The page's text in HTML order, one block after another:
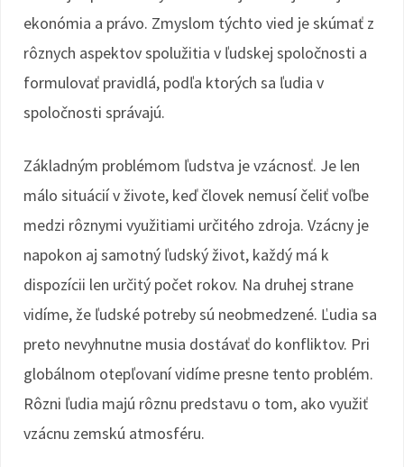
ekonómia a právo. Zmyslom týchto vied je skúmať z
rôznych aspektov spolužitia v ľudskej spoločnosti a
formulovať pravidlá, podľa ktorých sa ľudia v
spoločnosti správajú.
Základným problémom ľudstva je vzácnosť. Je len
málo situácií v živote, keď človek nemusí čeliť voľbe
medzi rôznymi využitiami určitého zdroja. Vzácny je
napokon aj samotný ľudský život, každý má k
dispozícii len určitý počet rokov. Na druhej strane
vidíme, že ľudské potreby sú neobmedzené. Ľudia sa
preto nevyhnutne musia dostávať do konfliktov. Pri
globálnom otepľovaní vidíme presne tento problém.
Rôzni ľudia majú rôznu predstavu o tom, ako využiť
vzácnu zemskú atmosféru.